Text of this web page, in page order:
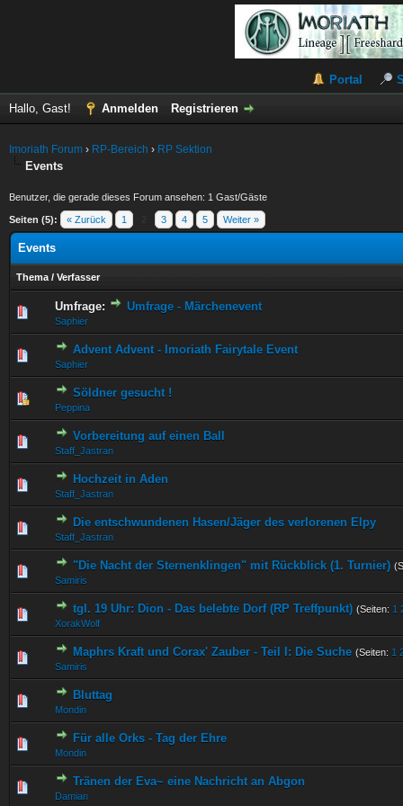
Portal
Hallo, Gast! Anmelden Registrieren
Imoriath Forum › RP-Bereich › RP Sektion
Events
Benutzer, die gerade dieses Forum ansehen: 1 Gast/Gäste
Seiten (5): « Zurück 1 3 4 5 Weiter »
Events
Thema / Verfasser
Umfrage: Umfrage - Märchenevent
Saphier
0 Bewertung(en) - 0 von 5 durchschnittlich
12345
Advent Advent - Imoriath Fairytale Event
Saphier
0 Bewertung(en) - 0 von 5 durchschnittlich
123 4 5
Söldner gesucht !
Peppina
0 Bewertung(en) - 0 von 5 durchschnittlich
Vorbereitung auf einen Ball
Staff_Jastran
0 Bewertung(en) - 0 von 5 durchschnittlich
12 345
Hochzeit in Aden
Staff_Jastran
0 Bewertung(en) - 0 von 5 durchschnittlich
Die entschwundenen Hasen/Jäger des verlorenen Elpy
Staff_Jastran
0 Bewertung(en) - 0 von 5 durchschnittlich
1 2345
"Die Nacht der Sternenklingen" mit Rückblick (1. Turnier)
Samiris
0 Bewertung(en) - 0 von 5 durchschnittlich
12345
tgl. 19 Uhr: Dion - Das belebte Dorf (RP Treffpunkt) (Seiten: 1
XorakWolf
0 Bewertung(en) - 0 von 5 durchschnittlich
1 2345
Maphrs Kraft und Corax' Zauber - Teil I: Die Suche (Seiten: 1
Samiris
0 Bewertung(en) - 0 von 5 durchschnittlich
123 45
Bluttag
Mondin
0 Bewertung(en) - 0 von 5 durchschnittlich
Für alle Orks - Tag der Ehre
Mondin
0 Bewertung(en) - 0 von 5 durchschnittlich
1 2345
Tränen der Eva~ eine Nachricht an Abgon
Damian
0 Bewertung(en) - 0 von 5 durchschnittlich
12345